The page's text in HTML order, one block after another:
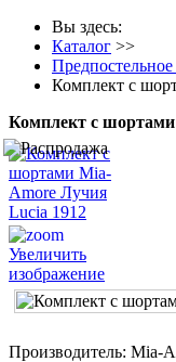
Вы здесь:
Каталог >>
Предпостельное
Комплект с
Комплект с
Увеличить
изображение
Производитель: Mia-